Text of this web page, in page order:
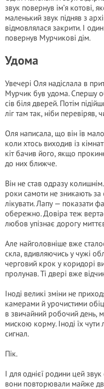
звук повернув ім’я котові,
маленький звук підняв з
відмовлялася закрити. І
повернув Мурчикові дім.
Удома
Увечері Оля надіслала в
Мурчик був удома. Спершу
сів біля дверей. Потім
ліг там так, ніби перевіряв,
Оля написала, що він їв
коли хтось виходив із
кіт бачив його, якщо
до них ближче.
Він не став одразу
роки самоти не зникають
лікувати. Лапу — показати
обережно. Довіра теж
любов упізнає дорогу
Але найголовніше вже
скла, вдивляючись у чужі
черговий крок у коридорі
пролунав. Ті двері вже
Іноді великі зміни не
камерами й урочистими
в звичайний робочий день,
мискою корму. Іноді їх
сигнал.
Пік.
І для однієї родини цей
вони повторювали майже